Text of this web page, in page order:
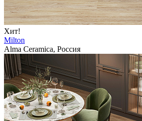
Хит!
Milton
Alma Ceramica, Россия